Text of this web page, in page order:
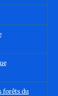
forêts du